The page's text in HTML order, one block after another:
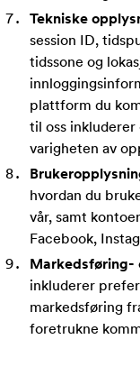
Tekniske
session ID,
tidssone og
plattform du
til oss
varigheten av
hvordan du
vår, samt
Facebook,
Markedsføring-
inkluderer
markedsføring
foretrukne